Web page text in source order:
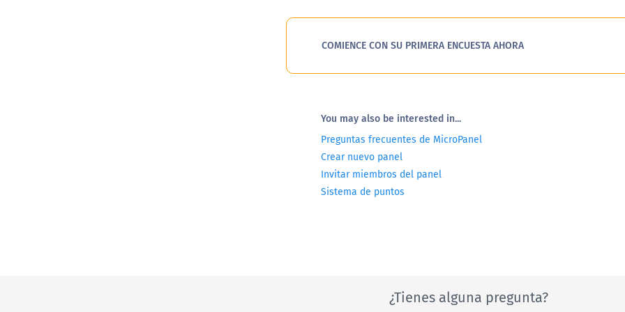
COMIENCE CON SU PRIMERA ENCUESTA AHORA
You may also be interested in...
Preguntas frecuentes de MicroPanel
Crear nuevo panel
Invitar miembros del panel
Sistema de puntos
¿Tienes alguna pregunta?